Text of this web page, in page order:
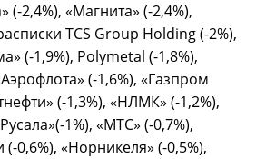
(-2,4%), «Магнита» (-2,4%),
TCS Group Holding (-2%),
(-1,9%), Polymetal (-1,8%),
(-1,6%), «Газпром
(-1,3%), «НЛМК» (-1,2%),
1%), «МТС» (-0,7%),
0,6%), «Норникеля» (-0,5%),